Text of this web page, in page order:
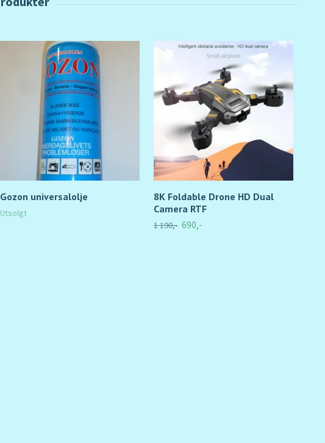
Gozon universalolje
Utsolgt
8K Foldable Drone HD Dual
Camera RTF
1 190,- 690,-